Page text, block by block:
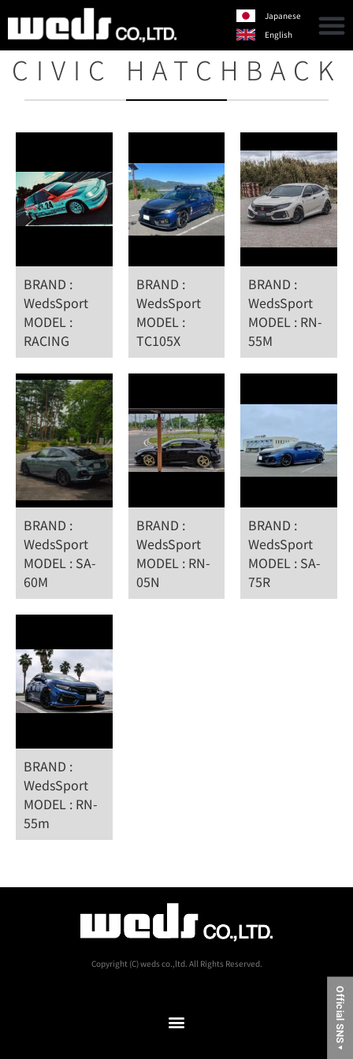
Official SNS
▼
Japanese
English
CIVIC HATCHBACK
BRAND :
WedsSport
MODEL :
RACING
BRAND :
WedsSport
MODEL :
TC105X
BRAND :
WedsSport
MODEL : RN-
55M
BRAND :
WedsSport
MODEL : SA-
60M
BRAND :
WedsSport
MODEL : RN-
05N
BRAND :
WedsSport
MODEL : SA-
75R
BRAND :
WedsSport
MODEL : RN-
55m
Copyright (C) weds co.,ltd. All Rights Reserved.